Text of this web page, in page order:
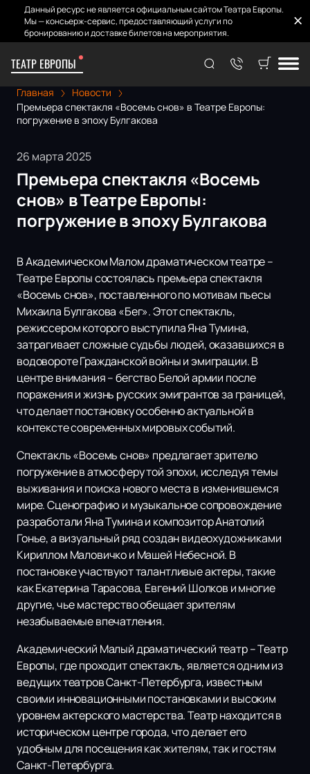
Данный ресурс не является официальным сайтом Театра Европы.
Мы — консьерж-сервис, предоставляющий услуги по
бронированию и доставке билетов на мероприятия.
ТЕАТР ЕВРОПЫ
Главная
Новости
Премьера спектакля «Восемь снов» в Театре Европы:
погружение в эпоху Булгакова
26 марта 2025
Премьера спектакля «Восемь
снов» в Театре Европы:
погружение в эпоху Булгакова
В Академическом Малом драматическом театре –
Театре Европы состоялась премьера спектакля
«Восемь снов», поставленного по мотивам пьесы
Михаила Булгакова «Бег». Этот спектакль,
режиссером которого выступила Яна Тумина,
затрагивает сложные судьбы людей, оказавшихся в
водовороте Гражданской войны и эмиграции. В
центре внимания – бегство Белой армии после
поражения и жизнь русских эмигрантов за границей,
что делает постановку особенно актуальной в
контексте современных мировых событий.
Спектакль «Восемь снов» предлагает зрителю
погружение в атмосферу той эпохи, исследуя темы
выживания и поиска нового места в изменившемся
мире. Сценографию и музыкальное сопровождение
разработали Яна Тумина и композитор Анатолий
Гонье, а визуальный ряд создан видеохудожниками
Кириллом Маловичко и Машей Небесной. В
постановке участвуют талантливые актеры, такие
как Екатерина Тарасова, Евгений Шолков и многие
другие, чье мастерство обещает зрителям
незабываемые впечатления.
Академический Малый драматический театр – Театр
Европы, где проходит спектакль, является одним из
ведущих театров Санкт-Петербурга, известным
своими инновационными постановками и высоким
уровнем актерского мастерства. Театр находится в
историческом центре города, что делает его
удобным для посещения как жителям, так и гостям
Санкт-Петербурга.